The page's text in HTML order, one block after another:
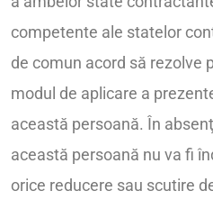
competente ale statelor
de comun acord să rezolve
modul de aplicare a
această persoană. În
această persoană nu va fi
orice reducere sau scutire